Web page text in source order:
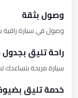
وصول بثقة
وصول في سيارة راقية
راحة تليق بجدول
سيارة مريحة بتساعدك
خدمة تليق